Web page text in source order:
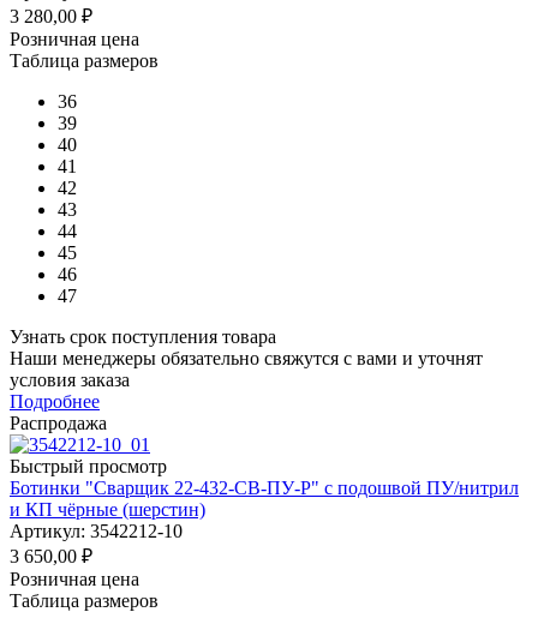
3 280,00 ₽
Розничная цена
Таблица размеров
36
39
40
41
42
43
44
45
46
47
Узнать срок поступления товара
Наши менеджеры обязательно свяжутся с вами и уточнят
условия заказа
Подробнее
Распродажа
Быстрый просмотр
Ботинки "Сварщик 22-432-СВ-ПУ-Р" с подошвой ПУ/нитрил
и КП чёрные (шерстин)
Артикул: 3542212-10
3 650,00 ₽
Розничная цена
Таблица размеров